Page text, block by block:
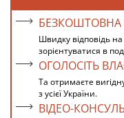
БЕЗКОШТОВНА
Швидку відповідь
зорієнтуватися в
ОГОЛОСІТЬ
Та отримаєте
з усієї України.
ВІДЕО-